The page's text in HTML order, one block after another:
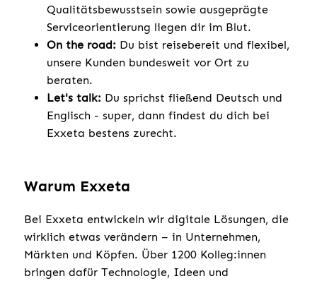
Qualitätsbewusstsein sowie ausgeprägte
Serviceorientierung liegen dir im Blut.
On the road: Du bist reisebereit und flexibel,
unsere Kunden bundesweit vor Ort zu
beraten.
Let's talk: Du sprichst fließend Deutsch und
Englisch - super, dann findest du dich bei
Exxeta bestens zurecht.
Warum Exxeta
Bei Exxeta entwickeln wir digitale Lösungen, die
wirklich etwas verändern – in Unternehmen,
Märkten und Köpfen. Über 1200 Kolleg:innen
bringen dafür Technologie, Ideen und